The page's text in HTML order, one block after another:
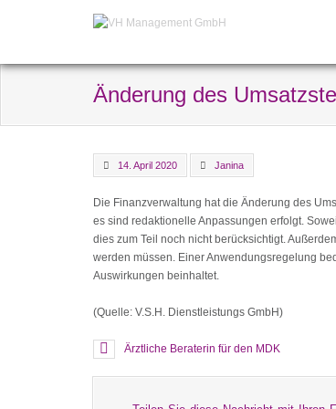
Änderung des
14. April 2020 Janina
Die Finanzverwaltung hat die Änderung des
es sind redaktionelle Anpassungen erfolgt.
dies zum Teil noch nicht berücksichtigt.
werden müssen. Einer Anwendungsregelung
Auswirkungen beinhaltet.
(Quelle: V.S.H. Dienstleistungs GmbH)
Ärztliche Beraterin für den MDK